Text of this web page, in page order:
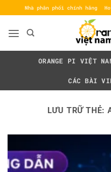
qua
nội
Nhà phân phối chính hãng
ORANGE PI VIỆT
CÁC BÀI
LƯU TRỮ THẺ: